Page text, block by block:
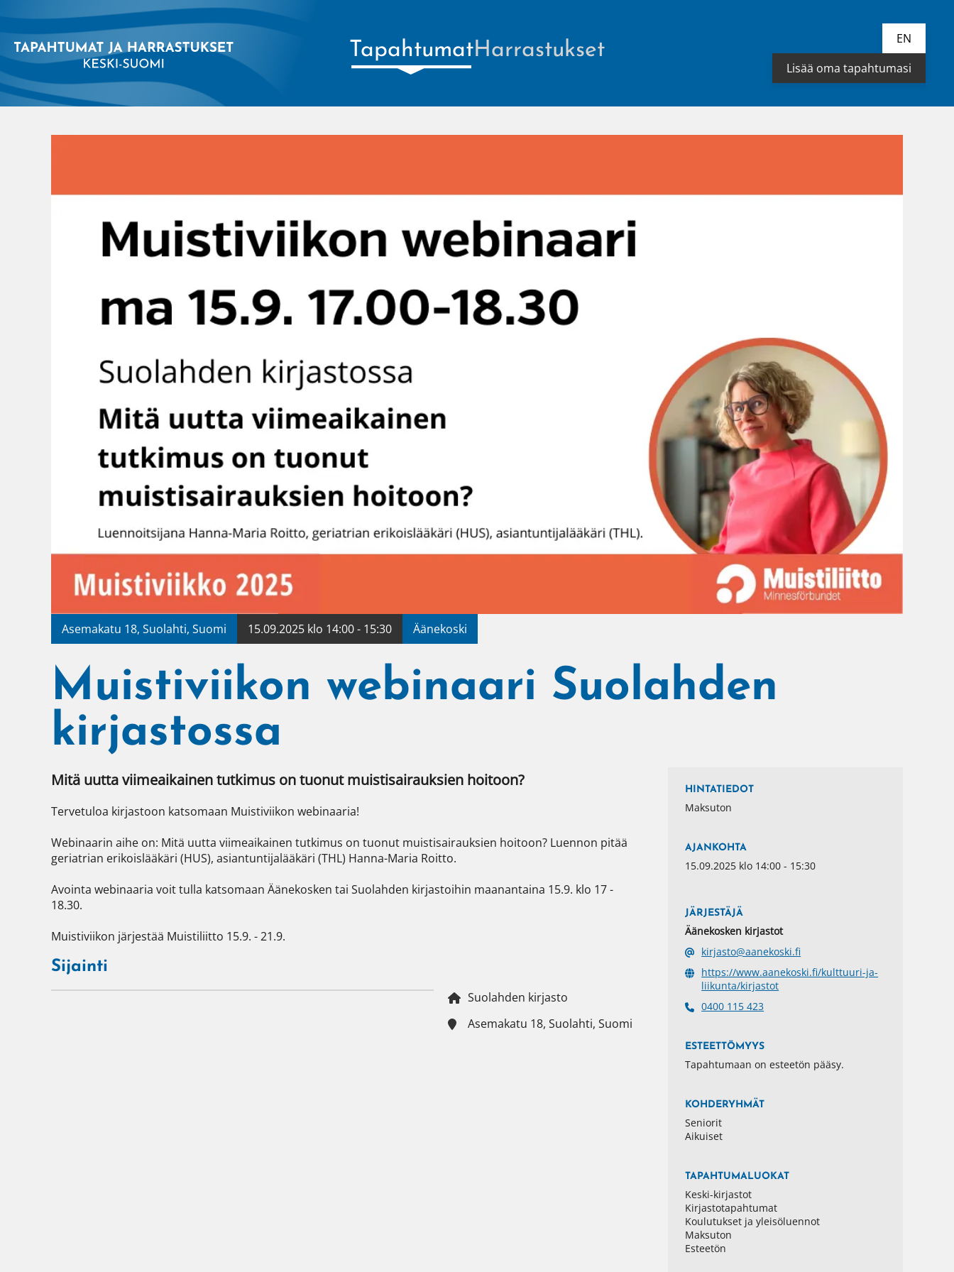
TapahtumatHarrastukset
EN
Lisää oma tapahtumasi
Asemakatu 18, Suolahti, Suomi 15.09.2025 klo 14:00 - 15:30 Äänekoski
Muistiviikon webinaari Suolahden
kirjastossa
Mitä uutta viimeaikainen tutkimus on tuonut muistisairauksien hoitoon?
Tervetuloa kirjastoon katsomaan Muistiviikon webinaaria!
Webinaarin aihe on: Mitä uutta viimeaikainen tutkimus on tuonut muistisairauksien hoitoon? Luennon pitää
geriatrian erikoislääkäri (HUS), asiantuntijalääkäri (THL) Hanna-Maria Roitto.
Avointa webinaaria voit tulla katsomaan Äänekosken tai Suolahden kirjastoihin maanantaina 15.9. klo 17 -
18.30.
Muistiviikon järjestää Muistiliitto 15.9. - 21.9.
HINTATIEDOT
Maksuton
AJANKOHTA
15.09.2025 klo 14:00 - 15:30
JÄRJESTÄJÄ
Äänekosken kirjastot
kirjasto@aanekoski.fi
https://www.aanekoski.fi/kulttuuri-ja-
liikunta/kirjastot
0400 115 423
ESTEETTÖMYYS
Tapahtumaan on esteetön pääsy.
KOHDERYHMÄT
Seniorit
Aikuiset
TAPAHTUMALUOKAT
Keski-kirjastot
Kirjastotapahtumat
Koulutukset ja yleisöluennot
Maksuton
Esteetön
Sijainti
Suolahden kirjasto
Asemakatu 18, Suolahti, Suomi